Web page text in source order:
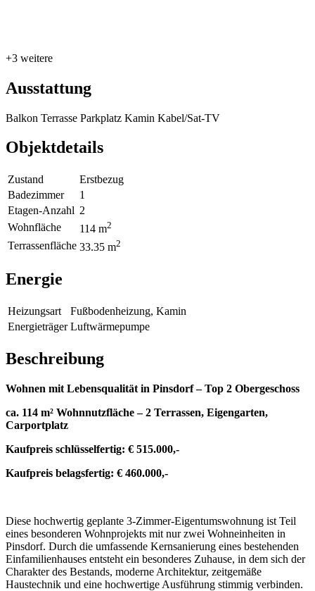
+3 weitere
Ausstattung
Balkon Terrasse Parkplatz Kamin Kabel/Sat-TV
Objektdetails
Zustand
Erstbezug
Badezimmer
1
Etagen-Anzahl 2
Wohnfläche
114 m2
Terrassenfläche 33.35 m2
Energie
Heizungsart
Fußbodenheizung, Kamin
Energieträger Luftwärmepumpe
Beschreibung
Wohnen mit Lebensqualität in Pinsdorf – Top 2 Obergeschoss
ca. 114 m² Wohnnutzfläche – 2 Terrassen, Eigengarten,
Carportplatz
Kaufpreis schlüsselfertig: € 515.000,-
Kaufpreis belagsfertig: € 460.000,-
Diese hochwertig geplante 3-Zimmer-Eigentumswohnung ist Teil
eines besonderen Wohnprojekts mit nur zwei Wohneinheiten in
Pinsdorf. Durch die umfassende Kernsanierung eines bestehenden
Einfamilienhauses entsteht ein besonderes Zuhause, in dem sich der
Charakter des Bestands, moderne Architektur, zeitgemäße
Haustechnik und eine hochwertige Ausführung stimmig verbinden.